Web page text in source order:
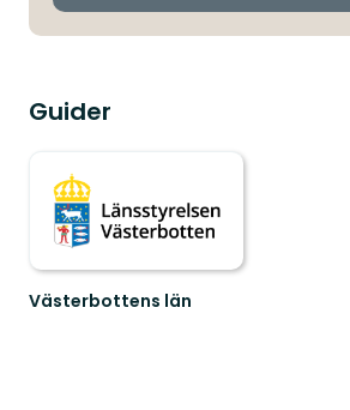
Guider
Västerbottens län